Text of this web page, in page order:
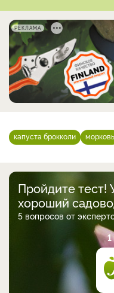
РЕКЛАМА
капуста брокколи морковь
Пройдите тест!
хороший
5 вопросов от
1